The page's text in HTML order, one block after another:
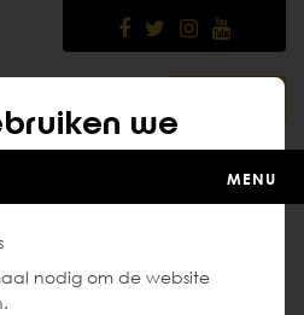
we
nodig om de website
MENU